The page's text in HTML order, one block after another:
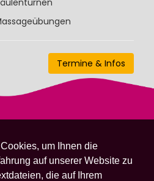
um Ihnen die
auf unserer Website zu
die auf Ihrem
Termine & Infos